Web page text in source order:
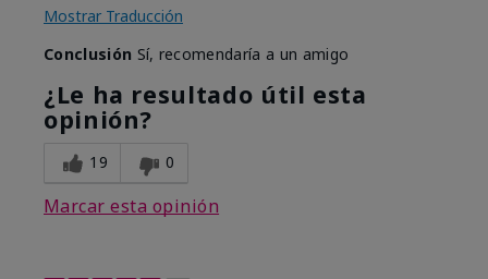
Mostrar Traducción
Conclusión Sí, recomendaría a un amigo
¿Le ha resultado útil esta
opinión?
19 0
Marcar esta opinión